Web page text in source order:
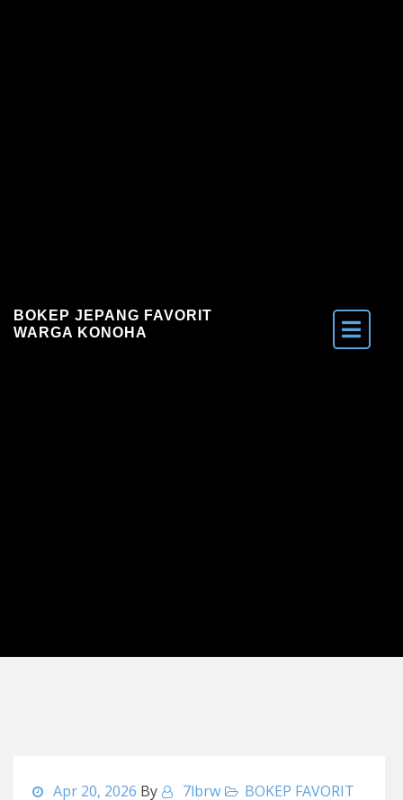
BOKEP JEPANG FAVORIT
WARGA KONOHA
Apr 20, 2026 By 7lbrw BOKEP FAVORIT